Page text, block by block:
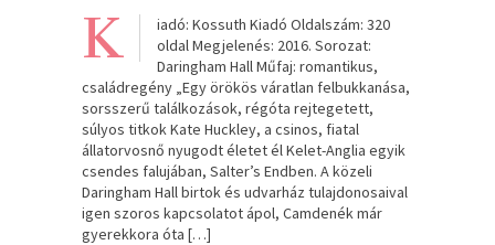
K
iadó: Kossuth Kiadó Oldalszám: 320
oldal Megjelenés: 2016. Sorozat:
Daringham Hall Műfaj: romantikus,
családregény „Egy örökös váratlan felbukkanása,
sorsszerű találkozások, régóta rejtegetett,
súlyos titkok Kate Huckley, a csinos, fiatal
állatorvosnő nyugodt életet él Kelet-Anglia egyik
csendes falujában, Salter’s Endben. A közeli
Daringham Hall birtok és udvarház tulajdonosaival
igen szoros kapcsolatot ápol, Camdenék már
gyerekkora óta […]